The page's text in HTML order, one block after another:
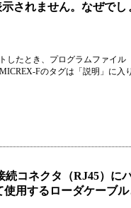
されません。なぜで
たとき、プログラムファイル
Fのタグは「説明」に
続コネクタ（RJ45）に
用するローダケーブ